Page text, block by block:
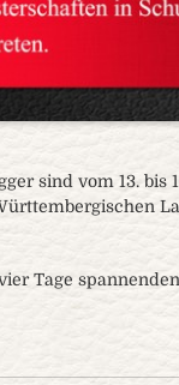
sind vom 13. bis
Tage